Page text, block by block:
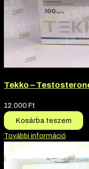
Tekko –
12.000 Ft
Kosárba teszem
További információ